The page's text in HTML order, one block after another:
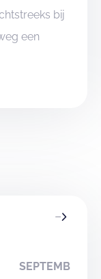
bij
een
SEPTEMBER